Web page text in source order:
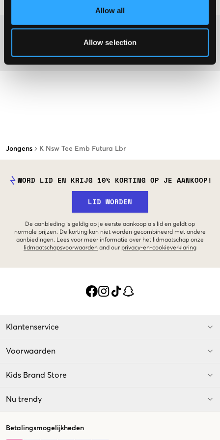
Allow all
Allow selection
Jongens K Nsw Tee Emb Futura Lbr
Washing advice
Materiaal
WORD LID EN KRIJG 10% KORTING OP JE AANKOOP!
LID WORDEN
De aanbieding is geldig op je eerste aankoop als lid en geldt op
normale prijzen. De korting kan niet worden gecombineerd met andere
aanbiedingen. Lees voor meer informatie over het lidmaatschap onze
lidmaatschapsvoorwaarden and our privacy-en-cookieverklaring
Klantenservice
Voorwaarden
Kids Brand Store
Nu trendy
Betalingsmogelijkheden